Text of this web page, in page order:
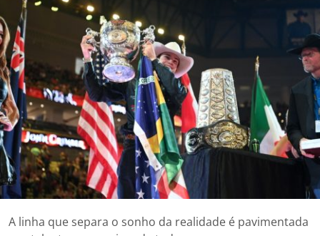
A linha que separa o sonho da realidade é pavimentada